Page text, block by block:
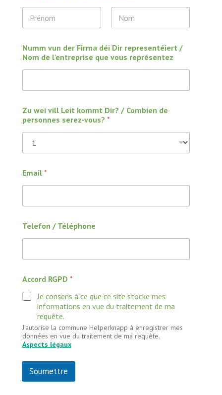
Numm vun der Firma déi Dir representéiert /
Nom de l'entreprise que vous représentez
Zu wei vill Leit kommt Dir? / Combien de
personnes serez-vous? *
Email *
Telefon / Téléphone
Accord RGPD *
Je consens à ce que ce site stocke mes
informations en vue du traitement de ma
requête.
J'autorise la commune Helperknapp à enregistrer mes
données en vue du traitement de ma requête.
Aspects légaux
Soumettre